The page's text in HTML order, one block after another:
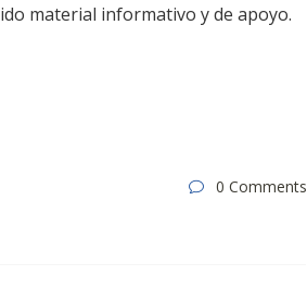
material informativo y de apoyo.
0 Comments